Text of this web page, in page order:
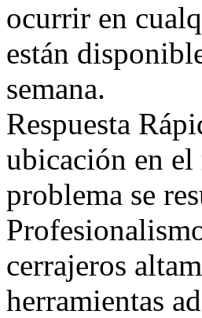
ocurrir en
están
semana.
Respuesta
ubicación en
problema se
cerrajeros
herramientas